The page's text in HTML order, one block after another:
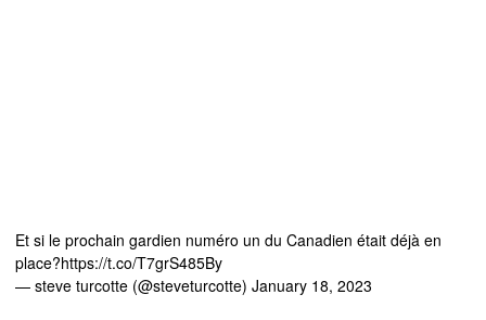
Et si le prochain gardien numéro un du Canadien était déjà en
place?https://t.co/T7grS485By
— steve turcotte (@steveturcotte) January 18, 2023